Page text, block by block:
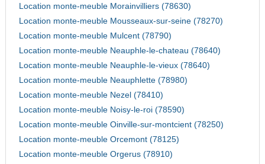
Location monte-meuble Morainvilliers (78630)
Location monte-meuble Mousseaux-sur-seine (78270)
Location monte-meuble Mulcent (78790)
Location monte-meuble Neauphle-le-chateau (78640)
Location monte-meuble Neauphle-le-vieux (78640)
Location monte-meuble Neauphlette (78980)
Location monte-meuble Nezel (78410)
Location monte-meuble Noisy-le-roi (78590)
Location monte-meuble Oinville-sur-montcient (78250)
Location monte-meuble Orcemont (78125)
Location monte-meuble Orgerus (78910)